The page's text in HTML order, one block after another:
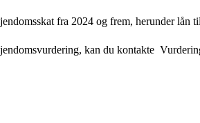
fra 2024 og frem, herunder lån
kan du kontakte